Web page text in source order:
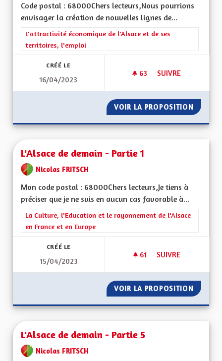
Code postal : 68000Chers lecteurs,Nous pourrions
envisager la création de nouvelles lignes de...
Filtrer les résultats de la catégorie : L'attractivité
L'attractivité économique de l'Alsace et de ses
territoires, l'emploi
CRÉÉ LE
16/04/2023
63 63 ABONNÉS
SUIVRE
VOIR LA PROPOSITION
L'Alsace de demain - Partie 1
Nicolas FRITSCH
Mon code postal : 68000Chers lecteurs,Je tiens à
préciser que je ne suis en aucun cas favorable à...
Filtrer les résultats de la catégorie : La Culture, l'Education et
La Culture, l'Education et le rayonnement de l'Alsace
en France et en Europe
CRÉÉ LE
15/04/2023
61 61 ABONNÉS
SUIVRE
VOIR LA PROPOSITION
L'Alsace de demain - Partie 5
Nicolas FRITSCH